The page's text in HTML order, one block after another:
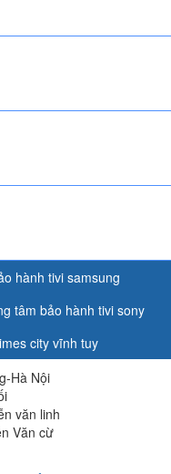
hành tivi samsung
tâm bảo hành tivi sony
city vĩnh tuy
Hà Nội
văn linh
Văn cừ